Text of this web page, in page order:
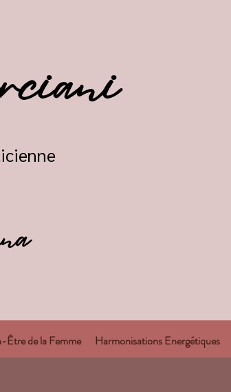
de la Femme Harmonisations Energétiques